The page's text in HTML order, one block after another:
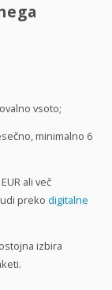
vsoto;
minimalno 6
ali več
preko digitalne
izbira